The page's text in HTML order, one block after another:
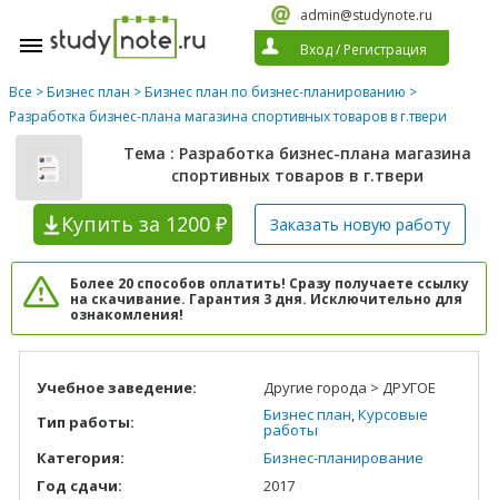
admin@studynote.ru
Вход/ Регистрация
Все >Бизнес план >Бизнес план по бизнес-планированию >
Разработка бизнес-плана магазина спортивных товаров в г.твери
Тема : Разработка бизнес-плана магазина
спортивных товаров в г.твери
Купить за 1200 ₽ Заказать новую работу
Более 20 способов оплатить! Сразу получаете ссылку
на скачивание. Гарантия 3 дня. Исключительно для
ознакомления!
Учебное заведение:
Другие города > ДРУГОЕ
Тип работы:
Бизнес план,Курсовые
работы
Категория:
Бизнес-планирование
Год сдачи:
2017